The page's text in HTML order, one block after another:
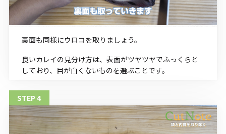
裏面も同様にウロコを取りましょう。
良いカレイの見分け方は、表面がツヤツヤでふっくらと
しており、目が白くないものを選ぶことです。